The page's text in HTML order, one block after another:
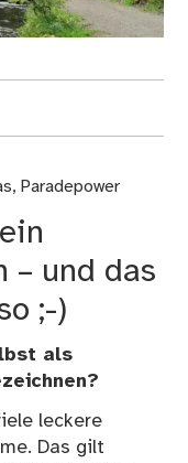
, Paradepower
– und das
;-)
als
leckere
Das gilt